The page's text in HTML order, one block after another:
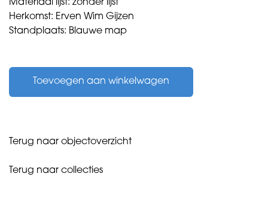
Materiaal lijst: zonder lijst
Herkomst: Erven Wim Gijzen
Standplaats: Blauwe map
Wim
zonder
aantal
Toevoegen aan winkelwagen
Terug naar objectoverzicht
Terug naar collecties